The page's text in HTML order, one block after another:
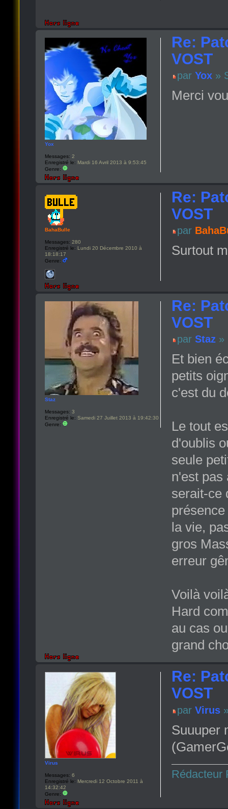
Re:
VOST
par Yox»
Merci
Yox
Messages: 2
Enregistré le: Mardi 16 Avril 2013 à 9:53:45
Genre:
Re:
VOST
par
Surtout
BahaBulle
Messages: 280
Enregistré le: Lundi 20 Décembre 2010 à
18:18:17
Genre:
Re:
VOST
par Staz»
Et bien
petits
c'est du
Le tout
d'oublis
seule
n'est pas
serait-ce
la vie,
gros
erreur
Voilà
Hard
au cas
grand
Staz
Messages: 3
Enregistré le: Samedi 27 Juillet 2013 à 19:42:30
Genre:
Re:
VOST
par Virus»
Suuuper
Rédacteur
Virus
Messages: 6
Enregistré le: Mercredi 12 Octobre 2011 à
14:32:42
Genre: